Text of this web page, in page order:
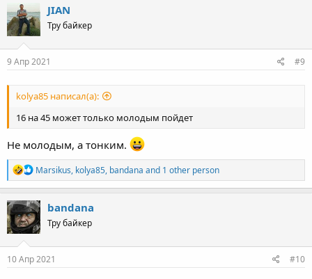
t
i
o
n
s
JIAN
Тру байкер
9 Апр 2021 #9
kolya85 написал(а):
16 на 45 может только молодым пойдет
Не молодым, а тонким.
R
e
a
c
t
i
o
n
s
Marsikus, kolya85, bandana and 1 other person
bandana
Тру байкер
10 Апр 2021 #10